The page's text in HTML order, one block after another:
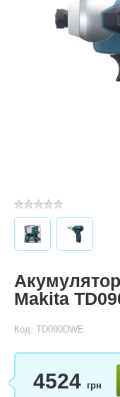
Makita
Код: TD090DWE
4524 грн